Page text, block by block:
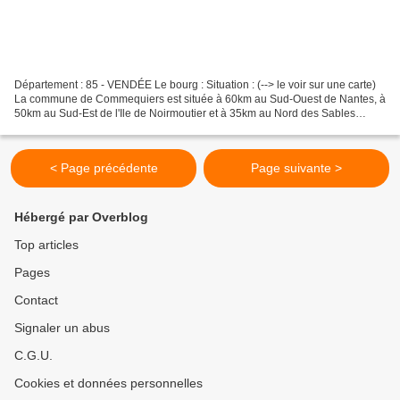
Département : 85 - VENDÉE Le bourg : Situation : (--> le voir sur une carte)
La commune de Commequiers est située à 60km au Sud-Ouest de Nantes, à
50km au Sud-Est de l'Ile de Noirmoutier et à 35km au Nord des Sables
< Page précédente Page suivante >
Hébergé par Overblog
Top articles
Pages
Contact
Signaler un abus
C.G.U.
Cookies et données personnelles